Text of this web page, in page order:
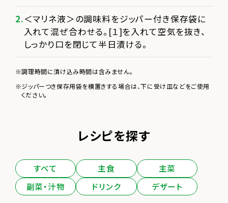
＜マリネ液＞の調味料をジッパー付き保存袋に
入れて混ぜ合わせる。[１]を入れて空気を抜き、
しっかり口を閉じて半日漬ける。
調理時間に漬け込み時間は含みません。
ジッパーつき保存用袋を横置きする場合は、下に受け皿などをご使用
ください。
レシピを探す
すべて 主食
主菜
副菜・汁物
ドリンク デザート